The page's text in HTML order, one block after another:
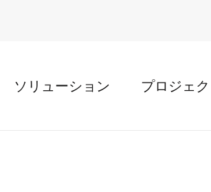
ソリューション プロジェク